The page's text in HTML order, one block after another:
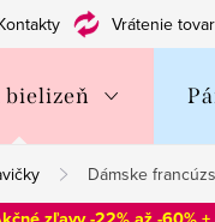
Vrátenie tovaru
bielizeň
Dámske